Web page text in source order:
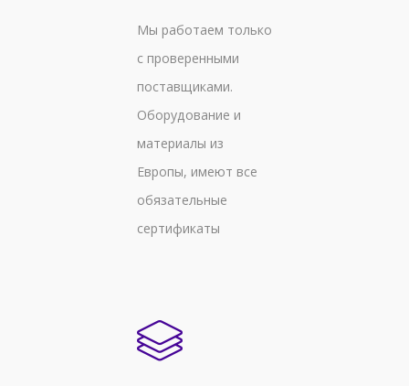
Мы работаем только
с проверенными
поставщиками.
Оборудование и
материалы из
Европы, имеют все
обязательные
сертификаты